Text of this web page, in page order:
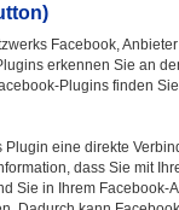
Facebook,
erkennen Sie an
Plugins finden
eine direkte
dass Sie mit
Sie in Ihrem